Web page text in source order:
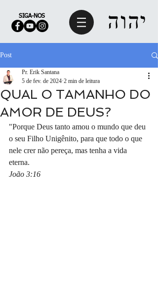
SIGA-NOS
Post
QUAL O TAMANHO DO
AMOR DE DEUS?
Pr. Erik Santana
5 de fev. de 2024 2 min de leitura
"Porque Deus tanto amou o mundo que deu
o seu Filho Unigênito, para que todo o que
nele crer não pereça, mas tenha a vida
eterna.
João 3:16